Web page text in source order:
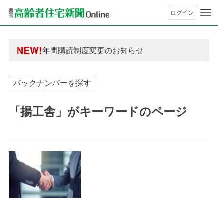
ログイン
NEW!
年間購読制度変更のお知らせ
年間購読制度変更のお知らせ
バックナンバーを探す
「揚工舎」がキーワードのページ